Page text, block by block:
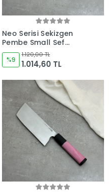
Neo Serisi Sekizgen
Pembe Small Şef
Bıçağı 165mm Namlu -
Kocakaya El Yapımı
Şef Bıçakları
%9
1.120,00 TL
1.014,60 TL